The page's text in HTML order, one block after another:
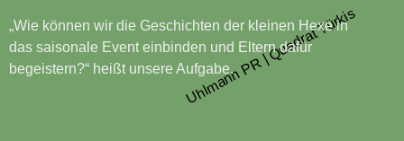
„Wie können wir die Geschichten der kleinen Hexe in
das saisonale Event einbinden und Eltern dafür
begeistern?“ heißt unsere Aufgabe.